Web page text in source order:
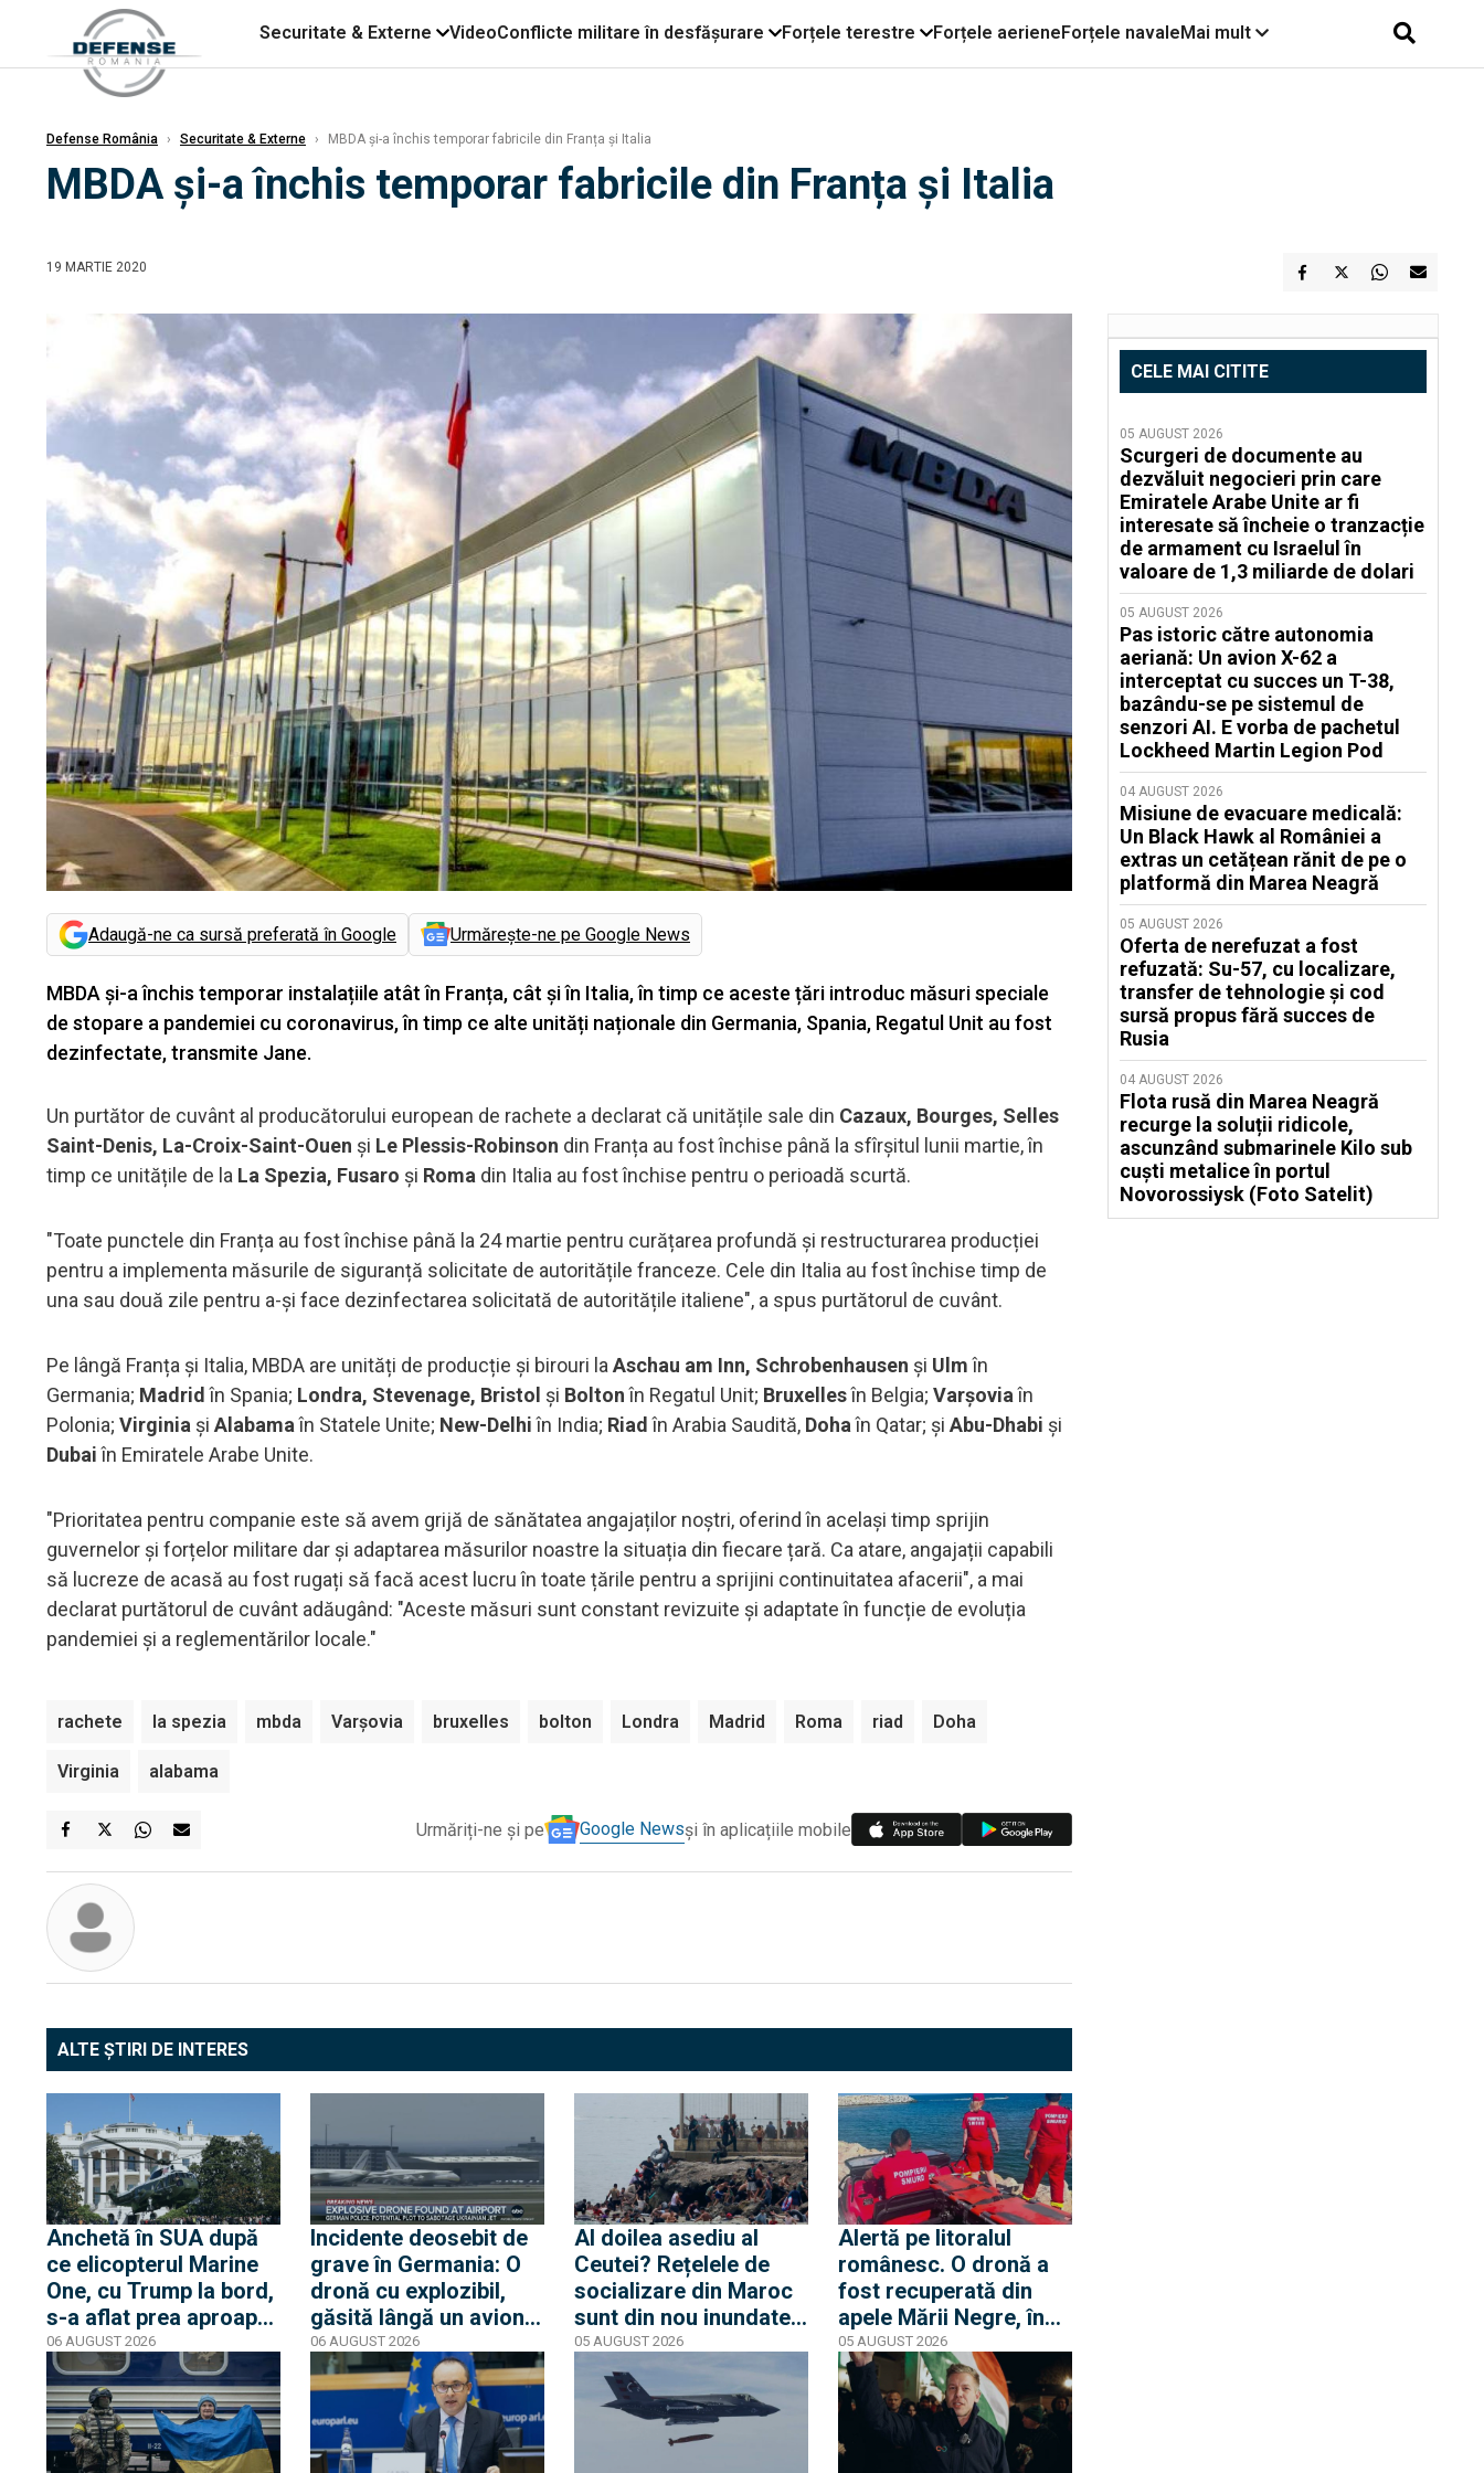
Securitate & Externe VideoConflicte militare în desfășurare Forțele terestre Forțele aerieneForțele navaleMai mult
Defense România › Securitate & Externe › MBDA și-a închis temporar fabricile din Franța și Italia
MBDA și-a închis temporar fabricile din Franța și Italia
19 MARTIE 2020
Adaugă-ne ca sursă preferată în Google Urmărește-ne pe Google News
MBDA și-a închis temporar instalațiile atât în Franța, cât și în Italia, în timp ce aceste țări introduc măsuri speciale
de stopare a pandemiei cu coronavirus, în timp ce alte unități naționale din Germania, Spania, Regatul Unit au fost
dezinfectate, transmite Jane.
Un purtător de cuvânt al producătorului european de rachete a declarat că unitățile sale din Cazaux, Bourges, Selles
Saint-Denis, La-Croix-Saint-Ouen și Le Plessis-Robinson din Franța au fost închise până la sfîrșitul lunii martie, în
timp ce unitățile de la La Spezia, Fusaro și Roma din Italia au fost închise pentru o perioadă scurtă.
"Toate punctele din Franța au fost închise până la 24 martie pentru curățarea profundă și restructurarea producției
pentru a implementa măsurile de siguranță solicitate de autoritățile franceze. Cele din Italia au fost închise timp de
una sau două zile pentru a-și face dezinfectarea solicitată de autoritățile italiene", a spus purtătorul de cuvânt.
Pe lângă Franța și Italia, MBDA are unități de producție și birouri la Aschau am Inn, Schrobenhausen și Ulmîn
Germania; Madridîn Spania; Londra, Stevenage, Bristol și Boltonîn Regatul Unit; Bruxellesîn Belgia; Varșoviaîn
Polonia; Virginia și Alabamaîn Statele Unite; New-Delhiîn India; Riadîn Arabia Saudită, Dohaîn Qatar; și Abu-Dhabi și
Dubaiîn Emiratele Arabe Unite.
"Prioritatea pentru companie este să avem grijă de sănătatea angajaților noștri, oferind în același timp sprijin
guvernelor și forțelor militare dar și adaptarea măsurilor noastre la situația din fiecare țară. Ca atare, angajații capabili
să lucreze de acasă au fost rugați să facă acest lucru în toate țările pentru a sprijini continuitatea afacerii", a mai
declarat purtătorul de cuvânt adăugând: "Aceste măsuri sunt constant revizuite și adaptate în funcție de evoluția
pandemiei și a reglementărilor locale."
rachete la spezia mbda Varşovia bruxelles bolton Londra Madrid Roma riad Doha
Virginia alabama
Urmăriți-ne și pe Google Newsși în aplicațiile mobile
ALTE ȘTIRI DE INTERES
Anchetă în SUA după
ce elicopterul Marine
One, cu Trump la bord,
s-a aflat prea aproape
de un avion de linie.
Casa Albă transmite
că Trump nu s-a aflat
niciun moment în
pericol
06 AUGUST 2026
Incidente deosebit de
grave în Germania: O
dronă cu explozibil,
găsită lângă un avion
ucrainean, în timp ce
un alt avion de marfă
care anula aterizarea a
lovit o a doua dronă
06 AUGUST 2026
Al doilea asediu al
Ceutei? Rețelele de
socializare din Maroc
sunt din nou inundate
de mesaje pentru o
nouă mobilizare către
orașul spaniol
05 AUGUST 2026
Alertă pe litoralul
românesc. O dronă a
fost recuperată din
apele Mării Negre, în
apropierea plajei Loft
din Mamaia
05 AUGUST 2026
CELE MAI CITITE
05 AUGUST 2026
Scurgeri de documente au
dezvăluit negocieri prin care
Emiratele Arabe Unite ar fi
interesate să încheie o tranzacție
de armament cu Israelul în
valoare de 1,3 miliarde de dolari
05 AUGUST 2026
Pas istoric către autonomia
aeriană: Un avion X-62 a
interceptat cu succes un T-38,
bazându-se pe sistemul de
senzori AI. E vorba de pachetul
Lockheed Martin Legion Pod
04 AUGUST 2026
Misiune de evacuare medicală:
Un Black Hawk al României a
extras un cetățean rănit de pe o
platformă din Marea Neagră
05 AUGUST 2026
Oferta de nerefuzat a fost
refuzată: Su-57, cu localizare,
transfer de tehnologie și cod
sursă propus fără succes de
Rusia
04 AUGUST 2026
Flota rusă din Marea Neagră
recurge la soluții ridicole,
ascunzând submarinele Kilo sub
cuști metalice în portul
Novorossiysk (Foto Satelit)